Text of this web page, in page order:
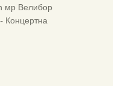
мр Велибор
Концертна